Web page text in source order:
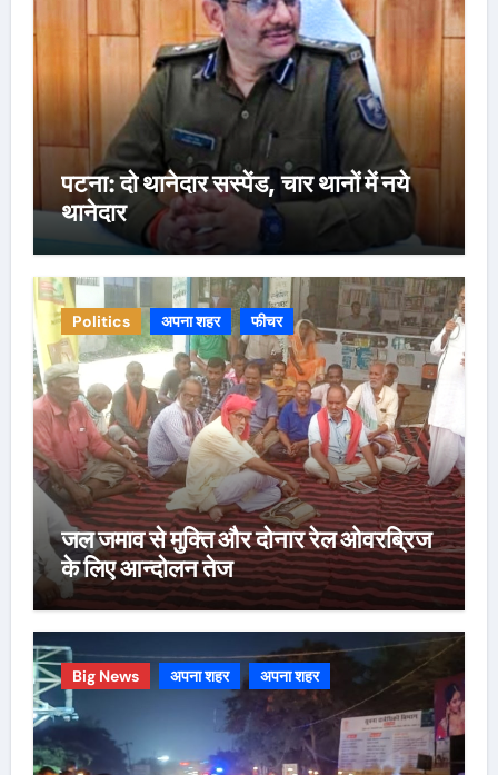
पटना: दो थानेदार सस्पेंड, चार थानों में नये
थानेदार
Politics अपना शहर फीचर
जल जमाव से मुक्ति और दोनार रेल ओवरब्रिज
के लिए आन्दोलन तेज
Big News अपना शहर अपना शहर